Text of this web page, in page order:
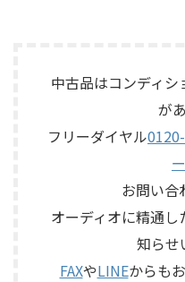
ご家族様より「価値があるも
前に見てほしい」とご相談い
ただいたものです。 KORG SE-
ログエコーならではの揺らぎ
や質感を楽しめる機材です。査
定では、通電状態、音出し、
テープ走行、録音・再生ヘッ
ド、エコー音の出方、各入力端
子、出力端子、外部コントロ ...
中古品はコンディ
が
フリーダイヤル
お問い合
オーディオに精通
知らせ
FAXやLINEからも